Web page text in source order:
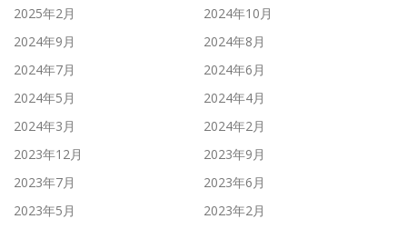
2025年2月
2024年10月
2024年9月
2024年8月
2024年7月
2024年6月
2024年5月
2024年4月
2024年3月
2024年2月
2023年12月
2023年9月
2023年7月
2023年6月
2023年5月
2023年2月